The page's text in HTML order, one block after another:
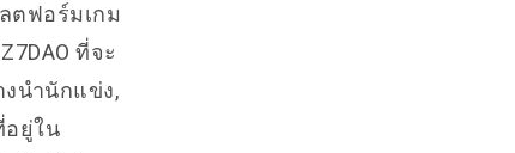
ตฟอร์มเกม
ที่จะ
นำนักแข่ง,
อยู่ใน